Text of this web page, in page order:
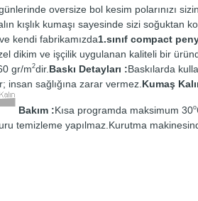
oversize bol kesim polarınızı
kışlık kumaşı sayesinde sizi soğuktan
kendi fabrikamızda1.sınıf compact
dikim ve işçilik uygulanan kaliteli bir
gr/m2dir. Baskı Detayları :Baskılarda
insan sağlığına zarar vermez. Kumaş
Bakım :Kısa programda maksimum 30o
temizleme yapılmaz. Kurutma